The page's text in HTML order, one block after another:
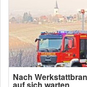
Nach